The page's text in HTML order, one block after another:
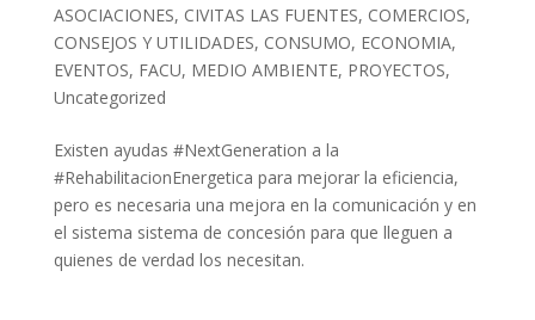
ASOCIACIONES, CIVITAS LAS FUENTES, COMERCIOS,
CONSEJOS Y UTILIDADES, CONSUMO, ECONOMIA,
EVENTOS, FACU, MEDIO AMBIENTE, PROYECTOS,
Uncategorized
Existen ayudas #NextGeneration a la
#RehabilitacionEnergetica para mejorar la eficiencia,
pero es necesaria una mejora en la comunicación y en
el sistema sistema de concesión para que lleguen a
quienes de verdad los necesitan.